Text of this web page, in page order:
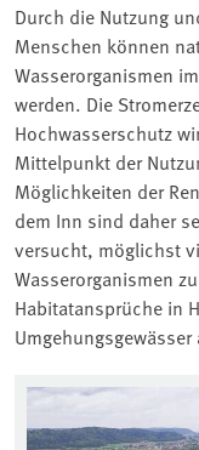
Durch die Nutzung
Menschen können
Wasserorganismen
werden. Die
Hochwasserschutz
Mittelpunkt der
Möglichkeiten der
dem Inn sind daher
versucht, möglichst
Wasserorganismen
Habitatansprüche in